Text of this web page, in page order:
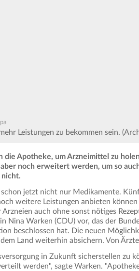
Leistungen zu bekommen sein.
die Apotheke, um Arzneimittel zu
noch erweitert werden, um so
nicht.
schon jetzt nicht nur Medikamente.
weitere Leistungen anbieten
auch ohne sonst nötiges
Nina Warken (CDU) vor, das der
beschlossen hat. Die neuen
Land weiterhin absichern. Von
in Zukunft sicherstellen zu
werden", sagte Warken.